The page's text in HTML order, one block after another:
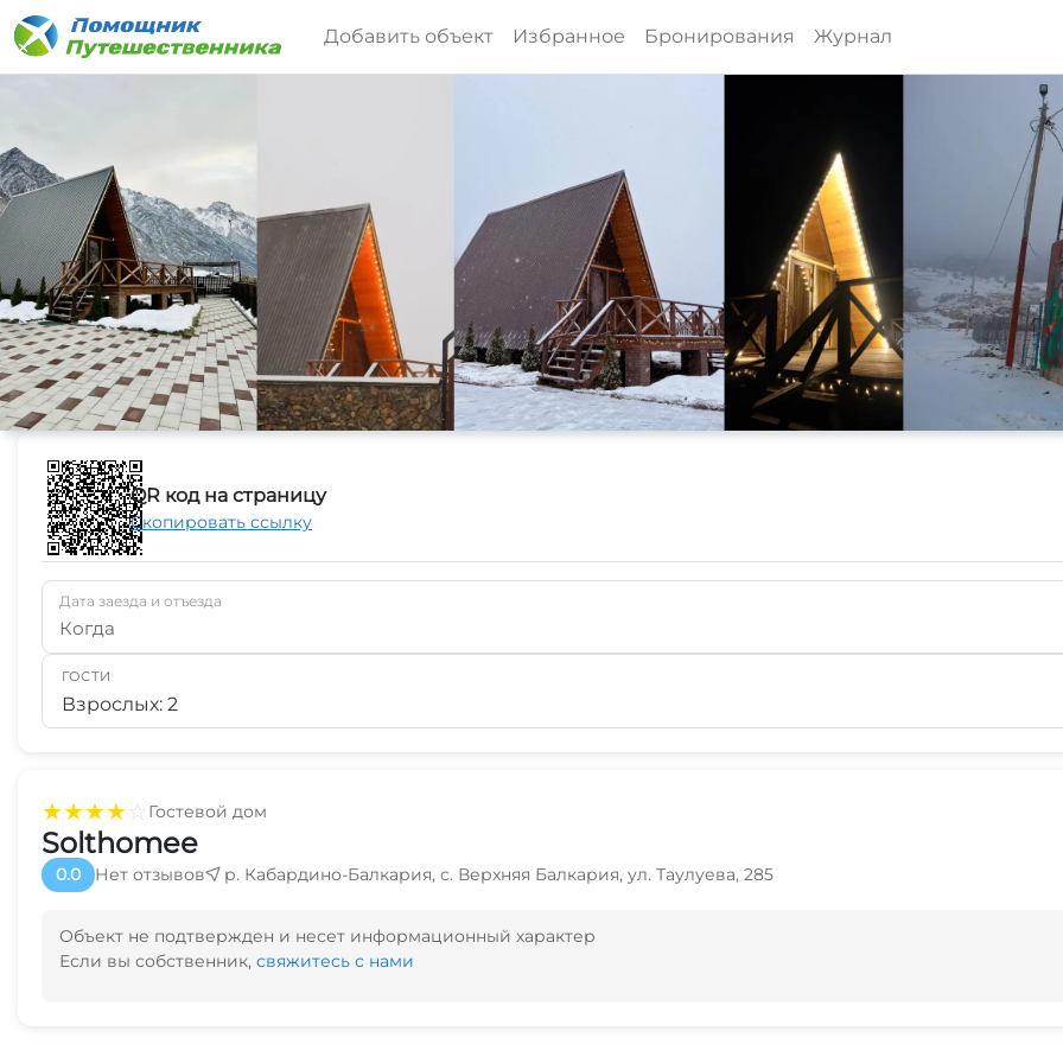
Добавить объект Избранное Бронирования Журнал
★★★★☆Гостевой дом
Solthomee
0.0 Нет отзывов р. Кабардино-Балкария, с. Верхняя Балкария, ул. Таулуева, 285
Объект не подтвержден и несет информационный характер
Если вы собственник, свяжитесь с нами
QR код на страницу
Скопировать ссылку
Дата заезда и отъезда
Когда
ГОСТИ
Взрослых: 2